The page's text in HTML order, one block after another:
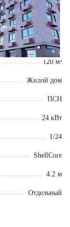
120 м²
Жилой дом
ПСН
24 кВт
1/24
ShellCore
4.2 м
Отдельный